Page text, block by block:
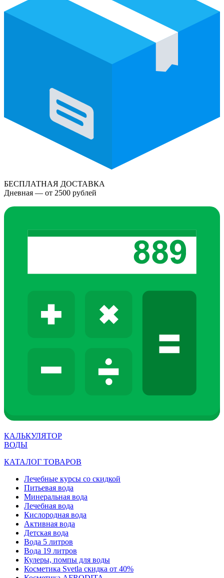
БЕСПЛАТНАЯ ДОСТАВКА
Дневная — от 2500 рублей
КАЛЬКУЛЯТОР
ВОДЫ
КАТАЛОГ ТОВАРОВ
Лечебные курсы со скидкой
Питьевая вода
Минеральная вода
Лечебная вода
Кислородная вода
Активная вода
Детская вода
Вода 5 литров
Вода 19 литров
Кулеры, помпы для воды
Косметика Svetla скидка от 40%